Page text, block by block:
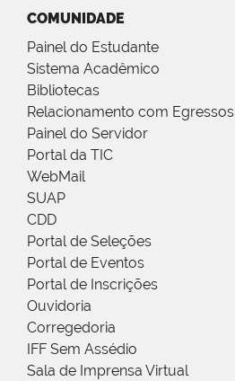
COMUNIDADE
Painel do Estudante
Sistema Acadêmico
Bibliotecas
Relacionamento com Egressos
Painel do Servidor
Portal da TIC
WebMail
SUAP
CDD
Portal de Seleções
Portal de Eventos
Portal de Inscrições
Ouvidoria
Corregedoria
IFF Sem Assédio
Sala de Imprensa Virtual